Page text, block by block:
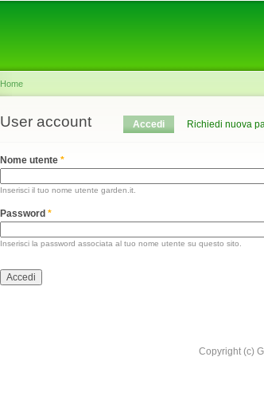
You are here
Home
User account
Primary tabs Accedi (active tab)
Richiedi nuova
Nome utente *
Inserisci il tuo nome utente garden.it.
Password *
Inserisci la password associata al tuo nome utente su questo sito.
Copyright (c)